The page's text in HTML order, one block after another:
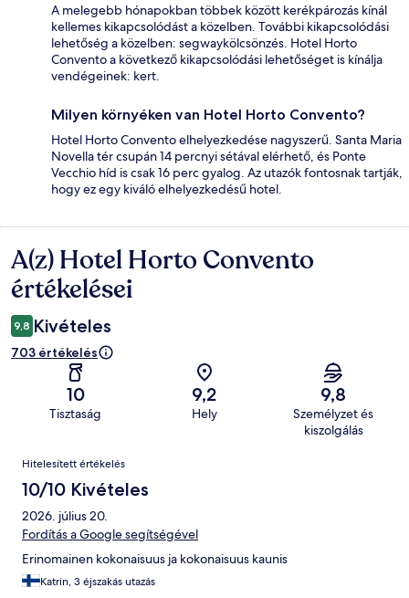
A melegebb hónapokban többek között kerékpározás kínál
kellemes kikapcsolódást a közelben. További kikapcsolódási
lehetőség a közelben: segwaykölcsönzés. Hotel Horto
Convento a következő kikapcsolódási lehetőséget is kínálja
vendégeinek: kert.
Milyen környéken van Hotel Horto Convento?
Hotel Horto Convento elhelyezkedése nagyszerű. Santa Maria
Novella tér csupán 14 percnyi sétával elérhető, és Ponte
Vecchio híd is csak 16 perc gyalog. Az utazók fontosnak tartják,
hogy ez egy kiváló elhelyezkedésű hotel.
Értékelések
A(z) Hotel Horto Convento
értékelései
9,8 Kivételes
703 értékelés
10
Tisztaság
9,2
Hely
9,8
Személyzet és
kiszolgálás
Értékelések
Hitelesített értékelés
10/10 Kivételes
2026. július 20.
Fordítás a Google segítségével
Erinomainen kokonaisuus ja kokonaisuus kaunis
Katrin, 3 éjszakás utazás